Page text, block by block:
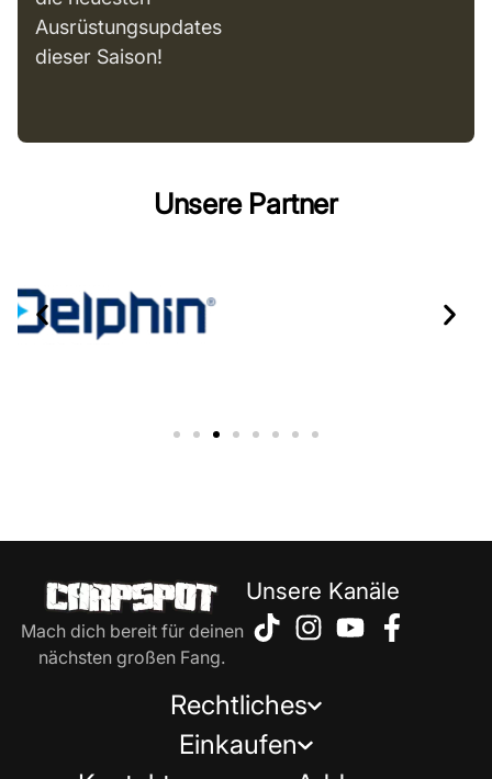
Ausrüstungsupdates
dieser Saison!
Unsere Partner
Mach dich bereit für deinen
nächsten großen Fang.
Unsere Kanäle
Rechtliches
Einkaufen